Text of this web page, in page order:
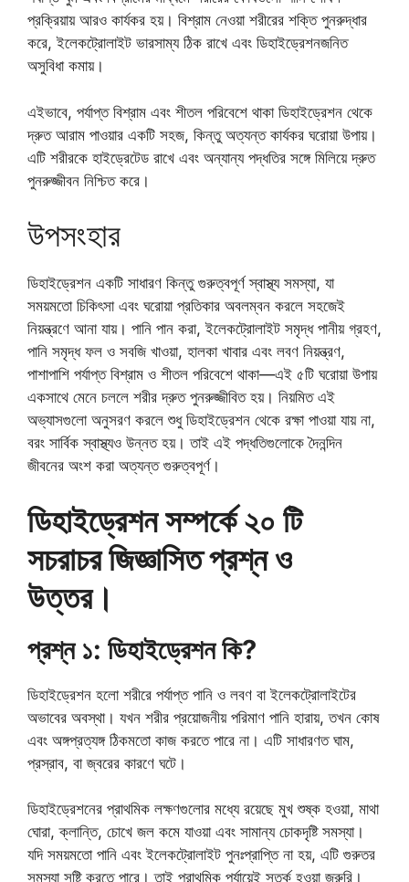
প্রক্রিয়ায় আরও কার্যকর হয়। বিশ্রাম নেওয়া শরীরের শক্তি পুনরুদ্ধার
করে, ইলেকট্রোলাইট ভারসাম্য ঠিক রাখে এবং ডিহাইড্রেশনজনিত
অসুবিধা কমায়।
এইভাবে, পর্যাপ্ত বিশ্রাম এবং শীতল পরিবেশে থাকা ডিহাইড্রেশন থেকে
দ্রুত আরাম পাওয়ার একটি সহজ, কিন্তু অত্যন্ত কার্যকর ঘরোয়া উপায়।
এটি শরীরকে হাইড্রেটেড রাখে এবং অন্যান্য পদ্ধতির সঙ্গে মিলিয়ে দ্রুত
পুনরুজ্জীবন নিশ্চিত করে।
উপসংহার
ডিহাইড্রেশন একটি সাধারণ কিন্তু গুরুত্বপূর্ণ স্বাস্থ্য সমস্যা, যা
সময়মতো চিকিৎসা এবং ঘরোয়া প্রতিকার অবলম্বন করলে সহজেই
নিয়ন্ত্রণে আনা যায়। পানি পান করা, ইলেকট্রোলাইট সমৃদ্ধ পানীয় গ্রহণ,
পানি সমৃদ্ধ ফল ও সবজি খাওয়া, হালকা খাবার এবং লবণ নিয়ন্ত্রণ,
পাশাপাশি পর্যাপ্ত বিশ্রাম ও শীতল পরিবেশে থাকা—এই ৫টি ঘরোয়া উপায়
একসাথে মেনে চললে শরীর দ্রুত পুনরুজ্জীবিত হয়। নিয়মিত এই
অভ্যাসগুলো অনুসরণ করলে শুধু ডিহাইড্রেশন থেকে রক্ষা পাওয়া যায় না,
বরং সার্বিক স্বাস্থ্যও উন্নত হয়। তাই এই পদ্ধতিগুলোকে দৈনন্দিন
জীবনের অংশ করা অত্যন্ত গুরুত্বপূর্ণ।
ডিহাইড্রেশন সম্পর্কে ২০ টি
সচরাচর জিজ্ঞাসিত প্রশ্ন ও
উত্তর।
প্রশ্ন ১: ডিহাইড্রেশন কি?
ডিহাইড্রেশন হলো শরীরে পর্যাপ্ত পানি ও লবণ বা ইলেকট্রোলাইটের
অভাবের অবস্থা। যখন শরীর প্রয়োজনীয় পরিমাণ পানি হারায়, তখন কোষ
এবং অঙ্গপ্রত্যঙ্গ ঠিকমতো কাজ করতে পারে না। এটি সাধারণত ঘাম,
প্রস্রাব, বা জ্বরের কারণে ঘটে।
ডিহাইড্রেশনের প্রাথমিক লক্ষণগুলোর মধ্যে রয়েছে মুখ শুষ্ক হওয়া, মাথা
ঘোরা, ক্লান্তি, চোখে জল কমে যাওয়া এবং সামান্য চোকদৃষ্টি সমস্যা।
যদি সময়মতো পানি এবং ইলেকট্রোলাইট পুনঃপ্রাপ্তি না হয়, এটি গুরুতর
সমস্যা সৃষ্টি করতে পারে। তাই প্রাথমিক পর্যায়েই সতর্ক হওয়া জরুরি।